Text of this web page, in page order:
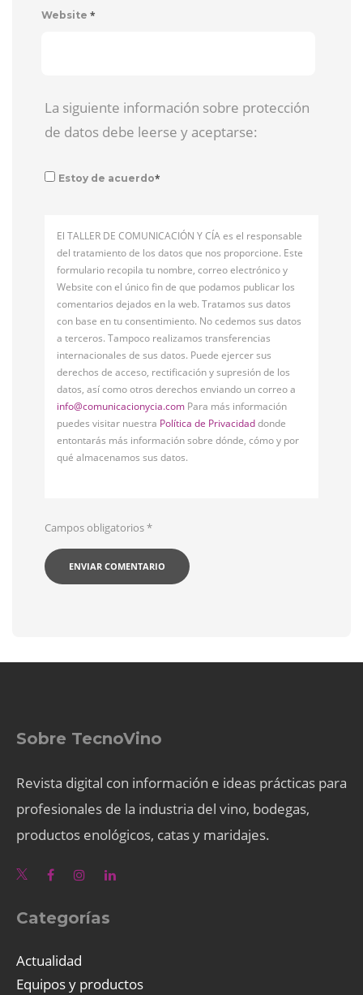
Website *
La siguiente información sobre protección
de datos debe leerse y aceptarse:
Estoy de acuerdo*
El TALLER DE COMUNICACIÓN Y CÍA es el responsable
del tratamiento de los datos que nos proporcione. Este
formulario recopila tu nombre, correo electrónico y
Website con el único fin de que podamos publicar los
comentarios dejados en la web. Tratamos sus datos
con base en tu consentimiento. No cedemos sus datos
a terceros. Tampoco realizamos transferencias
internacionales de sus datos. Puede ejercer sus
derechos de acceso, rectificación y supresión de los
datos, así como otros derechos enviando un correo a
info@comunicacionycia.com Para más información
puedes visitar nuestra Política de Privacidaddonde
entontarás más información sobre dónde, cómo y por
qué almacenamos sus datos.
Campos obligatorios*
Sobre TecnoVino
Revista digital con información e ideas prácticas para
profesionales de la industria del vino, bodegas,
productos enológicos, catas y maridajes.
Categorías
Actualidad
Equipos y productos